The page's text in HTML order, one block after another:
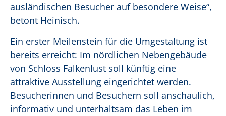
ausländischen Besucher auf besondere Weise“,
betont Heinisch.
Ein erster Meilenstein für die Umgestaltung ist
bereits erreicht: Im nördlichen Nebengebäude
von Schloss Falkenlust soll künftig eine
attraktive Ausstellung eingerichtet werden.
Besucherinnen und Besuchern soll anschaulich,
informativ und unterhaltsam das Leben im